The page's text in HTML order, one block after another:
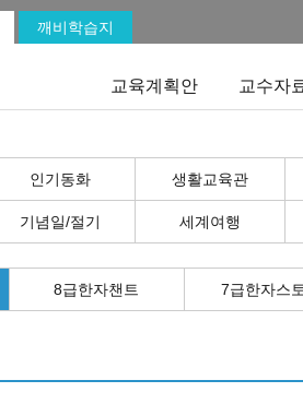
깨비학습지
교육계획안 교수자
인기동화 생활교육관
기념일/절기 세계여행
8급한자챈트 7급한자스